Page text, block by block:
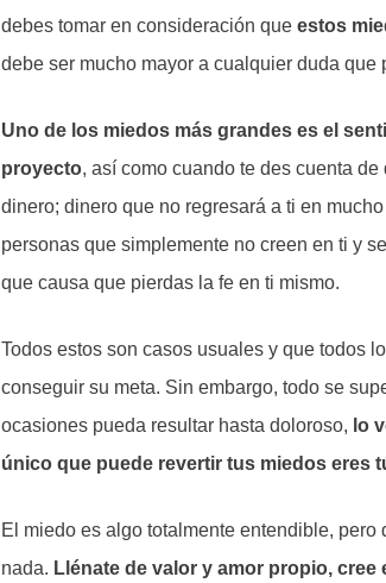
debes tomar en consideración que estos
debe ser mucho mayor a cualquier duda que
Uno de los miedos más grandes es el
proyecto, así como cuando te des cuenta
dinero; dinero que no regresará a ti en
personas que simplemente no creen en ti y
que causa que pierdas la fe en ti mismo.
Todos estos son casos usuales y que todos
conseguir su meta. Sin embargo, todo se
ocasiones pueda resultar hasta doloroso, lo
único que puede revertir tus miedos eres
El miedo es algo totalmente entendible,
nada. Llénate de valor y amor propio,